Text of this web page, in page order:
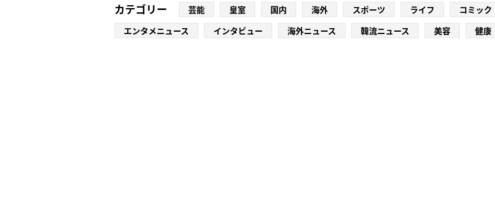
カテゴリー 芸能 皇室 国内 海外 スポーツ ライフ コミック
エンタメニュース
インタビュー 海外ニュース 韓流ニュース 美容 健康